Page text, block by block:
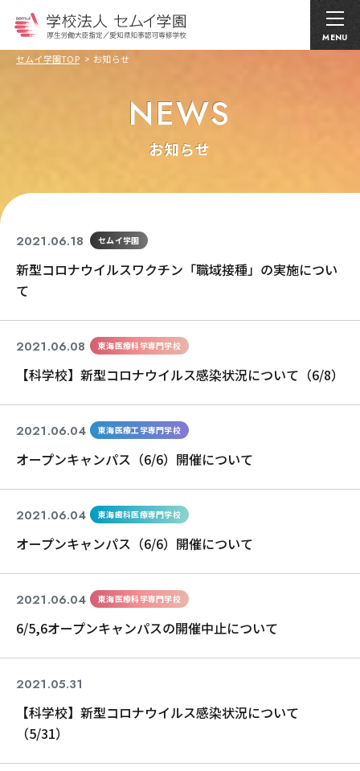
MENU
セムイ学園TOP お知らせ
NEWS
お知らせ
2021.06.18 セムイ学園
新型コロナウイルスワクチン「職域接種」の実施につい
て
2021.06.08 東海医療科学専門学校
【科学校】新型コロナウイルス感染状況について（6/8）
2021.06.04 東海医療工学専門学校
オープンキャンパス（6/6）開催について
2021.06.04 東海歯科医療専門学校
オープンキャンパス（6/6）開催について
2021.06.04 東海医療科学専門学校
6/5,6オープンキャンパスの開催中止について
2021.05.31
【科学校】新型コロナウイルス感染状況について
（5/31）